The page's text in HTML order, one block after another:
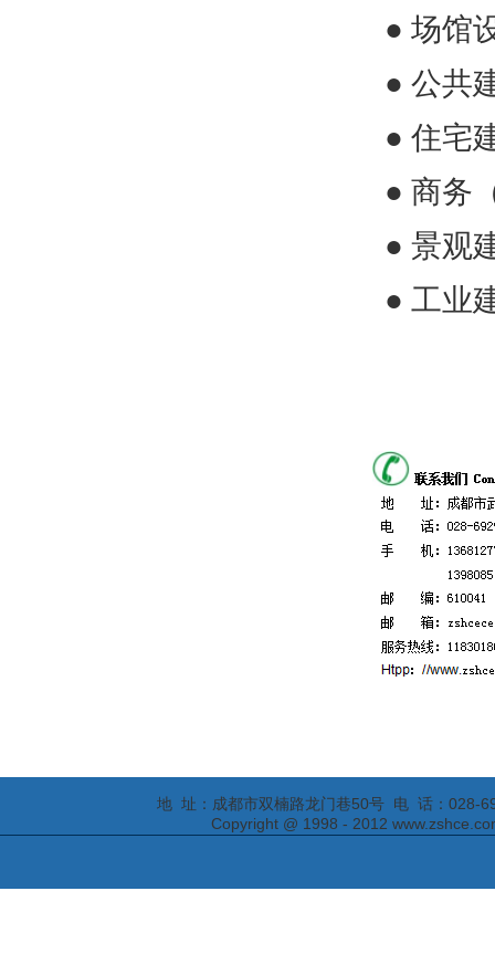
● 场馆
● 公共
● 住宅
● 商务
● 景观
● 工业
地 址：成都市双楠路龙门巷50号 电 话：028-
Copyright @ 1998 - 2012